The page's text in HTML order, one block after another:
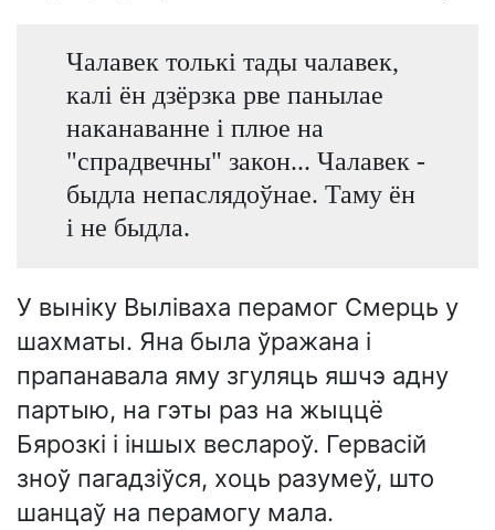
Чалавек толькі тады чалавек,
калі ён дзёрзка рве панылае
наканаванне і плюе на
"спрадвечны" закон... Чалавек -
быдла непаслядоўнае. Таму ён
і не быдла.
У выніку Выліваха перамог Смерць у
шахматы. Яна была ўражана і
прапанавала яму згуляць яшчэ адну
партыю, на гэты раз на жыццё
Бярозкі і іншых веслароў. Гервасій
зноў пагадзіўся, хоць разумеў, што
шанцаў на перамогу мала.